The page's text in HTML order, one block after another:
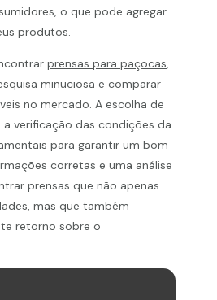
o que pode agregar
produtos.
prensas para paçocas,
minuciosa e comparar
no mercado. A escolha de
verificação das condições da
para garantir um bom
corretas e uma análise
prensas que não apenas
mas que também
retorno sobre o